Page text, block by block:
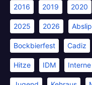
2016 2019 2020
2025 2026
Bockbierfest Cadiz
Hitze IDM Interne